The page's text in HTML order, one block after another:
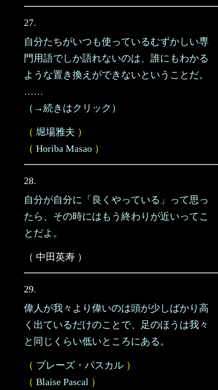
27.
自分たちがいつも使っているむずかしい専
門用語でしか語れないのは、誰にもわかる
ような置き換えができないということだ。
……
（→続きはクリック）
（ 堀場雅夫 ）
（ Horiba Masao ）
28.
自分が自分に「良くやっている」って思っ
たら、その時にはもう終わりが近いってこ
とだよ。
（ 中田英寿 ）
29.
偉人が我々より偉いのは頭が少しばかり高
く出ているだけのことで、足のほうは我々
と同じくらい低いところにある。
（ ブレーズ・パスカル ）
（ Blaise Pascal ）